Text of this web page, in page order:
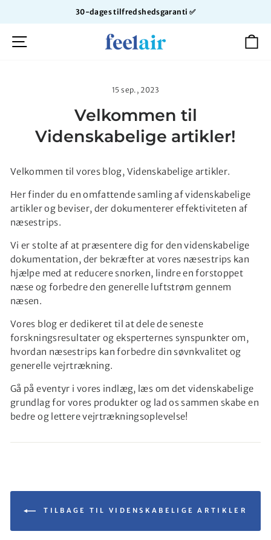
content
slideshowet
på
Gratis fragt ved køb
SIDE NAVIGATION
15 sep., 2023
Velkommen til
Videnskabelige artikler!
Velkommen til vores blog, Videnskabelige artikler.
Her finder du en omfattende samling af videnskabelige
artikler og beviser, der dokumenterer effektiviteten af
næsestrips.
Vi er stolte af at præsentere dig for den videnskabelige
dokumentation, der bekræfter at vores næsestrips kan
hjælpe med at reducere snorken, lindre en forstoppet
næse og forbedre den generelle luftstrøm gennem
næsen.
Vores blog er dedikeret til at dele de seneste
forskningsresultater og eksperternes synspunkter om,
hvordan næsestrips kan forbedre din søvnkvalitet og
generelle vejrtrækning.
Gå på eventyr i vores indlæg, læs om det videnskabelige
grundlag for vores produkter og lad os sammen skabe en
bedre og lettere vejrtrækningsoplevelse!
TILBAGE TIL VIDENSKABELIGE ARTIKLER